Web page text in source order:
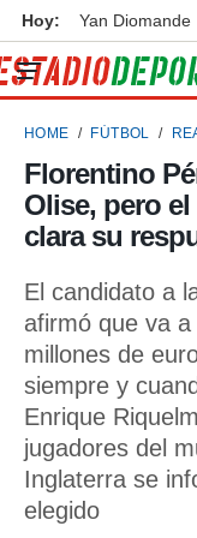
de
por
para
la
que se
calidad.
las
y
forma
digital
basada
Hoy: Yan Diomande
HOME FÚTBOL
Florentino
Olise, pero
clara su
El candidato a
afirmó que va
millones de
siempre y
Enrique
jugadores del
Inglaterra se
elegido